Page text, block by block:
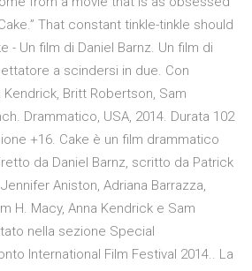
That constant tinkle-tinkle should
- Un film di Daniel Barnz. Un film di
a scindersi in due. Con
Britt Robertson, Sam
Drammatico, USA, 2014. Durata 102
+16. Cake è un film drammatico
da Daniel Barnz, scritto da Patrick
Aniston, Adriana Barrazza,
H. Macy, Anna Kendrick e Sam
nella sezione Special
International Film Festival 2014.. La